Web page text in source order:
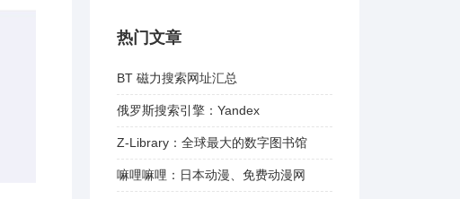
热门文章
BT 磁力搜索网址汇总
俄罗斯搜索引擎：Yandex
Z-Library：全球最大的数字图书馆
嘛哩嘛哩：日本动漫、免费动漫网